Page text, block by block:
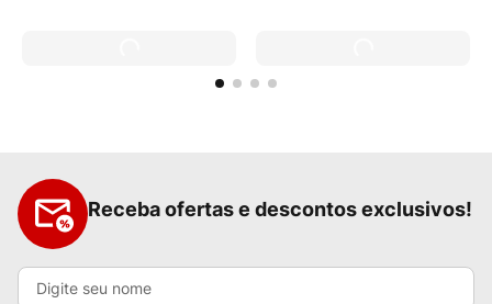
Receba ofertas e descontos exclusivos!